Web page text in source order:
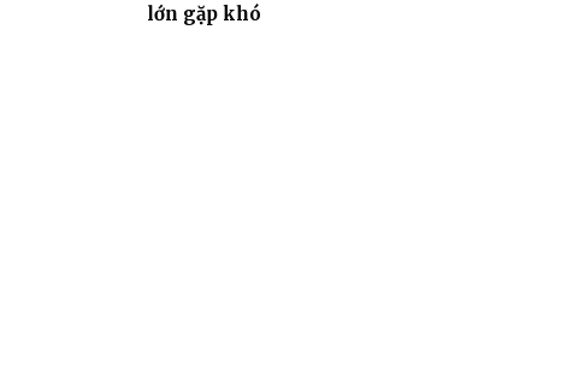
lớn gặp khó